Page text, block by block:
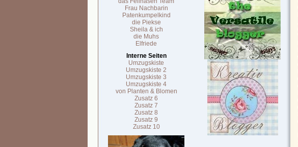
Frau Nachbarin
Patenkumpelkind
die Piekse
Sheila & ich
die Muhs
Elfriede
Interne Seiten
Umzugskiste
Umzugskiste 2
Umzugskiste 3
Umzugskiste 4
von Planten & Blomen
Zusatz 6
Zusatz 7
Zusatz 8
Zusatz 9
Zusatz 10